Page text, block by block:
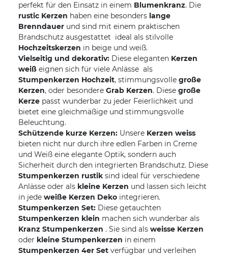
perfekt für den Einsatz in einem Blumenkranz. Die
rustic Kerzen haben eine besonders lange
Brenndauer und sind mit einem praktischen
Brandschutz ausgestattet  ideal als stilvolle
Hochzeitskerzen in beige und weiß.
Vielseitig und dekorativ: Diese eleganten Kerzen
weiß eignen sich für viele Anlässe  als
Stumpenkerzen Hochzeit, stimmungsvolle große
Kerzen, oder besondere Grab Kerzen. Diese große
Kerze passt wunderbar zu jeder Feierlichkeit und
bietet eine gleichmäßige und stimmungsvolle
Beleuchtung.
Schützende kurze Kerzen: Unsere Kerzen weiss
bieten nicht nur durch ihre edlen Farben in Creme
und Weiß eine elegante Optik, sondern auch
Sicherheit durch den integrierten Brandschutz. Diese
Stumpenkerzen rustik sind ideal für verschiedene
Anlässe oder als kleine Kerzen und lassen sich leicht
in jede weiße Kerzen Deko integrieren.
Stumpenkerzen Set: Diese getauchten
Stumpenkerzen klein machen sich wunderbar als
Kranz Stumpenkerzen . Sie sind als weisse Kerzen
oder kleine Stumpenkerzen in einem
Stumpenkerzen 4er Set verfügbar und verleihen